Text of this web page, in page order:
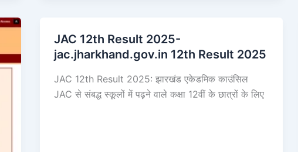
JAC 12th Result 2025-
jac.jharkhand.gov.in 12th Result 2025
JAC 12th Result 2025: झारखंड एकेडमिक काउंसिल
JAC से संबद्ध स्कूलों में पढ़ने वाले कक्षा 12वीं के छात्रों के लिए